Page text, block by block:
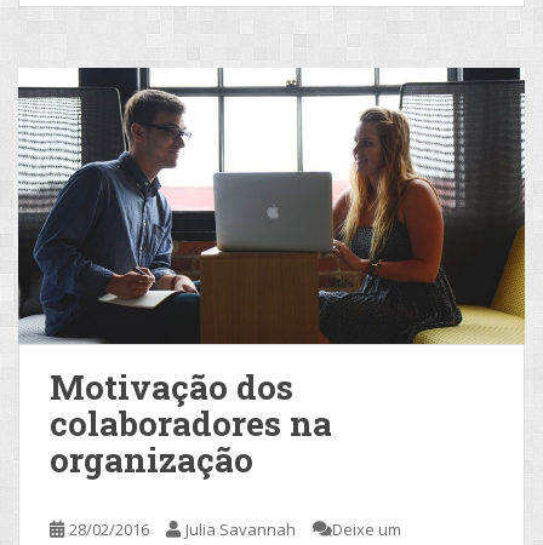
Motivação dos
colaboradores na
organização
28/02/2016 Julia Savannah
Deixe um